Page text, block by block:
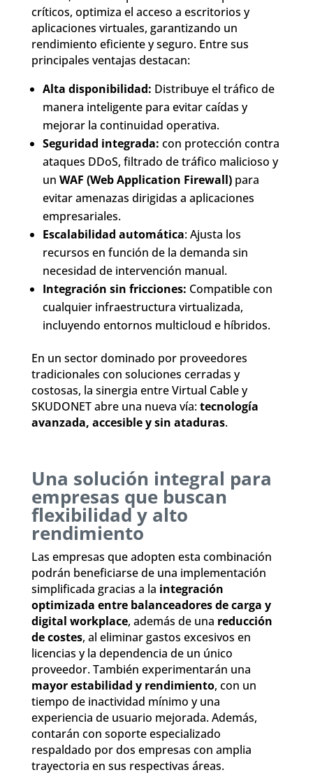
críticos, optimiza el acceso a escritorios y
aplicaciones virtuales, garantizando un
rendimiento eficiente y seguro. Entre sus
principales ventajas destacan:
Alta disponibilidad: Distribuye el tráfico de
manera inteligente para evitar caídas y
mejorar la continuidad operativa.
Seguridad integrada: con protección contra
ataques DDoS, filtrado de tráfico malicioso y
un WAF (Web Application Firewall)para
evitar amenazas dirigidas a aplicaciones
empresariales.
Escalabilidad automática: Ajusta los
recursos en función de la demanda sin
necesidad de intervención manual.
Integración sin fricciones: Compatible con
cualquier infraestructura virtualizada,
incluyendo entornos multicloud e híbridos.
En un sector dominado por proveedores
tradicionales con soluciones cerradas y
costosas, la sinergia entre Virtual Cable y
SKUDONET abre una nueva vía:tecnología
avanzada, accesible y sin ataduras.
Una solución integral para
empresas que buscan
flexibilidad y alto
rendimiento
Las empresas que adopten esta combinación
podrán beneficiarse de una implementación
simplificada gracias a la integración
optimizada entre balanceadores de carga y
digital workplace, además de una reducción
de costes, al eliminar gastos excesivos en
licencias y la dependencia de un único
proveedor. También experimentarán una
mayor estabilidad y rendimiento, con un
tiempo de inactividad mínimo y una
experiencia de usuario mejorada. Además,
contarán con soporte especializado
respaldado por dos empresas con amplia
trayectoria en sus respectivas áreas.